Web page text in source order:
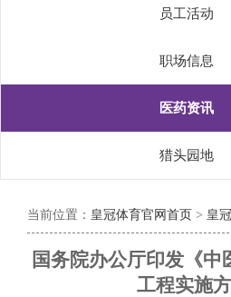
员工活动
职场信息
医药资讯
猎头园地
当前位置： 皇冠体育官网首页 > 皇
国务院办公厅印发《中
工程实施方